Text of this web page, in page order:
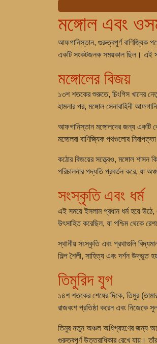
মঙ্গোল এবং
আফগানিস্তান, গুরুত্বপূর্ণ বাণিজ্যিক
একটি সংকটজনক সময়কাল ছিল। এই
মঙ্গোলের বিজয়
১৩শ শতকের শুরুতে, চিংগিস খানের
হামলার পর, মঙ্গোল সেনাবাহিনী
আফগানিস্তান মঙ্গোলদের জন্য একটি
মঙ্গোলরা বাণিজ্যিক পথগুলোর
কঠোর বিজয়ের সত্ত্বেও, মঙ্গোল শাসন
পরিচালনার পদ্ধতি প্রবর্তন করে, যা
সংস্কৃতি এবং ধর্ম
এই সময়ে ইসলাম প্রধান ধর্ম হয়ে উঠে,
উৎসাহিত করেছিল, যা পশ্চিম থেকে
স্থানীয় সংস্কৃতি এবং প্রথাগুলি
শিল্প শৈলী, সাহিত্য এবং দর্শন উদ্ভূত
তিমুরিদ যুগ
১৪শ শতকের শেষের দিকে, তিমুর
রাজবংশ প্রতিষ্ঠা করেন এবং
তিমুর নতুন অঞ্চল অধিগ্রহণের জন্য
গুরুত্বপূর্ণ উত্তরাধিকার রেখে যায়। তাঁর